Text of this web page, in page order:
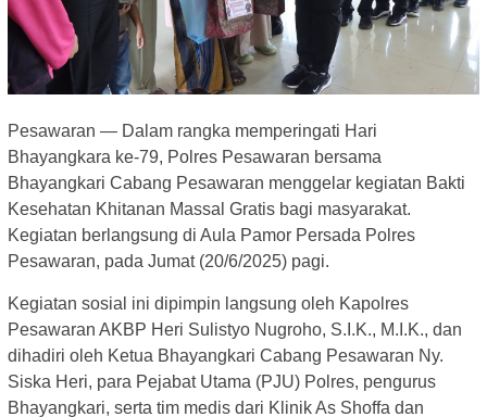
Pesawaran — Dalam rangka memperingati Hari
Bhayangkara ke-79, Polres Pesawaran bersama
Bhayangkari Cabang Pesawaran menggelar kegiatan Bakti
Kesehatan Khitanan Massal Gratis bagi masyarakat.
Kegiatan berlangsung di Aula Pamor Persada Polres
Pesawaran, pada Jumat (20/6/2025) pagi.
Kegiatan sosial ini dipimpin langsung oleh Kapolres
Pesawaran AKBP Heri Sulistyo Nugroho, S.I.K., M.I.K., dan
dihadiri oleh Ketua Bhayangkari Cabang Pesawaran Ny.
Siska Heri, para Pejabat Utama (PJU) Polres, pengurus
Bhayangkari, serta tim medis dari Klinik As Shoffa dan